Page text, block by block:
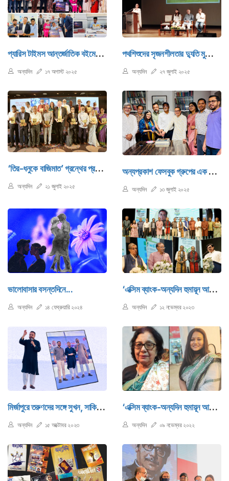
প্যারিস টাইমস আন্তর্জাতিক বইমেলায় ‘প্যারিসের ছবি’ ও ‘বলা বাহুল্য’ গ্রন্থ দুটির মোড়ক উন্মোচন
অন্যদিন ১৭ অগাস্ট ২০২৫
পথশিশুদের সৃজনশীলতার দ্যুতি মুক্তিযুদ্ধ জাদুঘর ও লীডো’র যৌথ প্রয়াস
অন্যদিন ২৭ জুলাই ২০২৫
‘তির-ধনুকে বাজিমাত’ গ্রন্থের প্রকাশনা উৎসব অনুষ্ঠিত
অন্যদিন ২১ জুলাই ২০২৫
অন্যপ্রকাশ ফেসবুক গ্রুপের এক লক্ষ সদস্যের মাইলফলক : একটি আনন্দঘন সন্ধ্যা
অন্যদিন ১৩ জুলাই ২০২৫
ভালোবাসার বসন্তদিনে...
অন্যদিন ১৪ ফেব্রুয়ারি ২০২৪
‘এক্সিম ব্যাংক-অন্যদিন হুমায়ূন আহমেদ সাহিত্য পুরস্কার’ অনুষ্ঠিত
অন্যদিন ১২ নভেম্বর ২০২৩
মির্জাপুরে তরুণদের সঙ্গে সুখন, সাকিব ও সানির এক বিকেল
অন্যদিন ১৫ অক্টোবর ২০২৩
‘এক্সিম ব্যাংক-অন্যদিন হুমায়ূন আহমেদ সাহিত্য পুরস্কার' পাচ্ছেন আনোয়ারা সৈয়দ হক ও মৌরি মরিয়ম
অন্যদিন ০৯ নভেম্বর ২০২২